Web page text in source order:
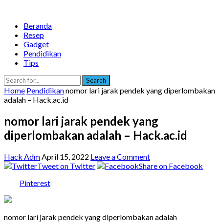
Beranda
Resep
Gadget
Pendidikan
Tips
Search
Home Pendidikannomor lari jarak pendek yang diperlombakan
adalah – Hack.ac.id
nomor lari jarak pendek yang
diperlombakan adalah – Hack.ac.id
Hack AdmApril 15, 2022 Leave a Comment
Tweet on Twitter
Share on Facebook
Pinterest
nomor lari jarak pendek yang diperlombakan adalah